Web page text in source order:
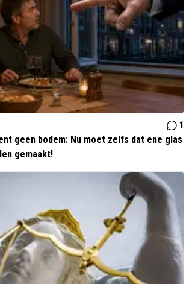
1
geen bodem: Nu moet zelfs dat ene glas
gemaakt!